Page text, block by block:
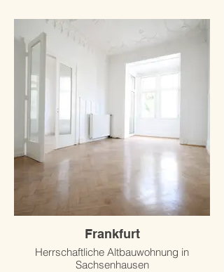
Frankfurt
Herrschaftliche Altbauwohnung in
Sachsenhausen